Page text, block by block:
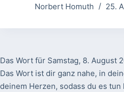
Norbert Homuth
25.
Das Wort für Samstag, 8. August
Das Wort ist dir ganz nahe, in
deinem Herzen, sodass du es tun